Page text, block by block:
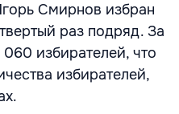
Смирнов избран
раз подряд. За
избирателей, что
избирателей,